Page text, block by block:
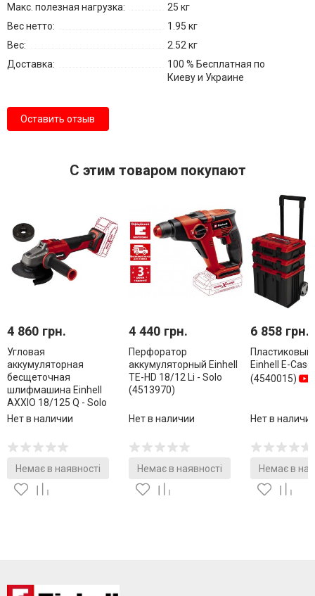
Макс. полезная нагрузка:
25 кг
Вес нетто:
1.95 кг
Вес:
2.52 кг
Доставка:
100 % Бесплатная по
Киеву и Украине
Оставить отзыв
С этим товаром покупают
4 860 грн.
Угловая
аккумуляторная
бесщеточная
шлифмашина Einhell
AXXIO 18/125 Q - Solo
(4431151)
Нет в наличии
Немає в наявності
4 440 грн.
Перфоратор
аккумуляторный Einhell
TE-HD 18/12 Li - Solo
(4513970)
Нет в наличии
Немає в наявності
6 858 грн.
Пластиковый
Einhell E-
(4540015)
Нет в
Немає в